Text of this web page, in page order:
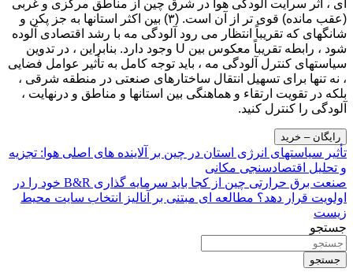
ای ، اثر سرایت آلودگی هوا در شرق چین از مناطق مرکزی و غربی
(عقب مانده) قوی تر از آن است. (۳) بین اکثر استانها به جز پکن و
شانگهای که تقریباً انتظار می رود آلودگی مه با رشد اقتصادی آلوده
شود ، رابطه تقریباً معکوس بین U وجود دارد. بنابراین ، در تدوین
سیاستهای کنترل آلودگی مه ، باید توجه کامل به تأثیر عوامل فضایی
، نه تنها برای تسهیل انتقال ساختارهای صنعتی در منطقه شرقی ،
بلکه در تقویت ارتقاء و هماهنگی بین استانها و مناطق و درنهایت ،
آلودگی را کنترل کنید.
رایگان – خرید
راهبری
نوشته
تأثیر سیاستهای انرژی استان در چین بر آلاینده های اصلی هوا: تجزیه
و تحلیل اقتصادسنجی مکانی
صنعت برق حرارتی چین از کجا باید سرمایه گذاری B&R خود را در
اولویت قرار دهد؟ مطالعه ای مبتنی بر آنالیز انتخاب سایت محیط
زیست
جستجو
جستجو